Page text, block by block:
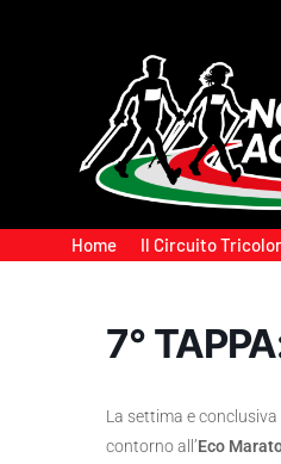
Home Il Circuito
7°
La settima e
contorno all’Eco